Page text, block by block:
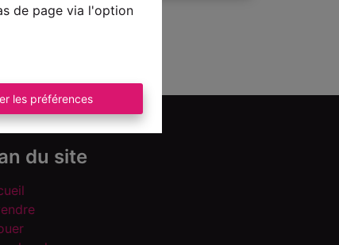
de page via l'option
les préférences
du site